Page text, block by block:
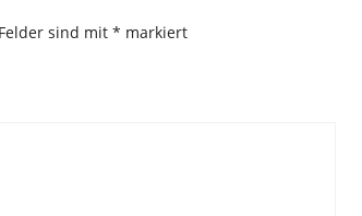
sind mit * markiert